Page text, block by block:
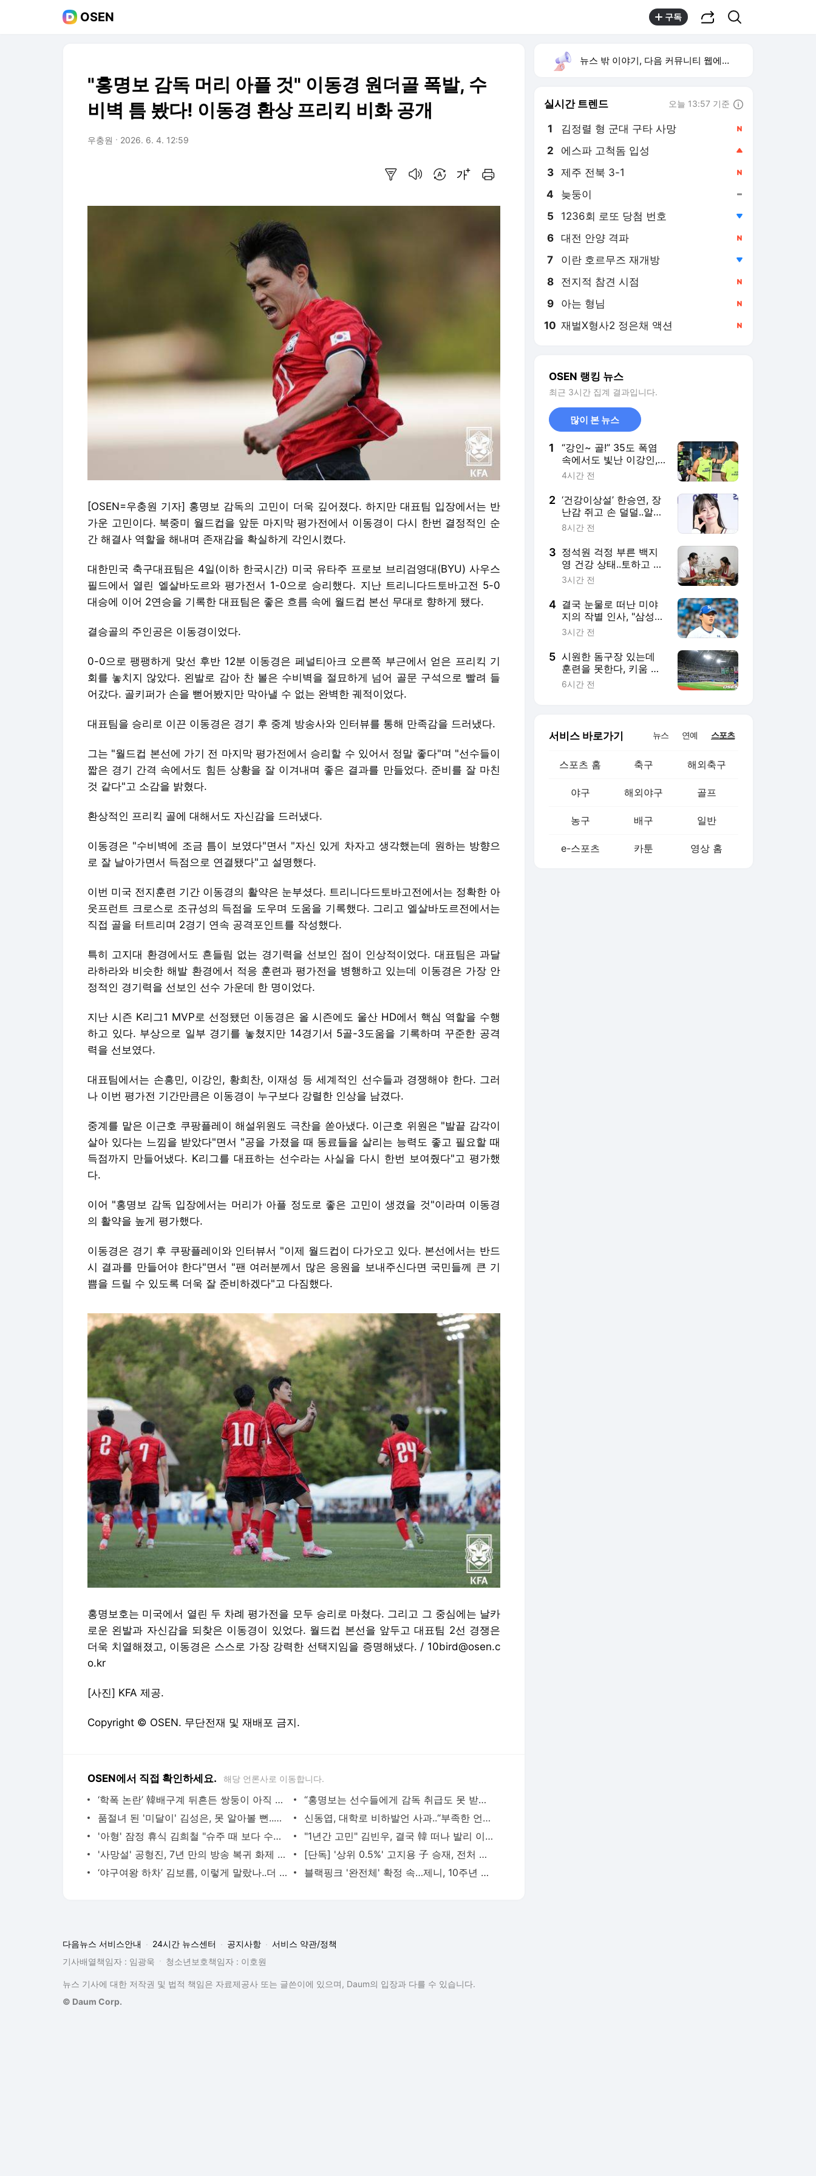
OSEN 구독
"홍명보 감독 머리 아플 것" 이동경 원더골 폭발, 수
비벽 틈 봤다! 이동경 환상 프리킥 비화 공개
우충원 2026. 6. 4. 12:59
[OSEN=우충원 기자] 홍명보 감독의 고민이 더욱 깊어졌다. 하지만 대표팀 입장에서는 반
가운 고민이다. 북중미 월드컵을 앞둔 마지막 평가전에서 이동경이 다시 한번 결정적인 순
간 해결사 역할을 해내며 존재감을 확실하게 각인시켰다.
대한민국 축구대표팀은 4일(이하 한국시간) 미국 유타주 프로보 브리검영대(BYU) 사우스
필드에서 열린 엘살바도르와 평가전서 1-0으로 승리했다. 지난 트리니다드토바고전 5-0
대승에 이어 2연승을 기록한 대표팀은 좋은 흐름 속에 월드컵 본선 무대로 향하게 됐다.
결승골의 주인공은 이동경이었다.
0-0으로 팽팽하게 맞선 후반 12분 이동경은 페널티아크 오른쪽 부근에서 얻은 프리킥 기
회를 놓치지 않았다. 왼발로 감아 찬 볼은 수비벽을 절묘하게 넘어 골문 구석으로 빨려 들
어갔다. 골키퍼가 손을 뻗어봤지만 막아낼 수 없는 완벽한 궤적이었다.
대표팀을 승리로 이끈 이동경은 경기 후 중계 방송사와 인터뷰를 통해 만족감을 드러냈다.
그는 "월드컵 본선에 가기 전 마지막 평가전에서 승리할 수 있어서 정말 좋다"며 "선수들이
짧은 경기 간격 속에서도 힘든 상황을 잘 이겨내며 좋은 결과를 만들었다. 준비를 잘 마친
것 같다"고 소감을 밝혔다.
환상적인 프리킥 골에 대해서도 자신감을 드러냈다.
이동경은 "수비벽에 조금 틈이 보였다"면서 "자신 있게 차자고 생각했는데 원하는 방향으
로 잘 날아가면서 득점으로 연결됐다"고 설명했다.
이번 미국 전지훈련 기간 이동경의 활약은 눈부셨다. 트리니다드토바고전에서는 정확한 아
웃프런트 크로스로 조규성의 득점을 도우며 도움을 기록했다. 그리고 엘살바도르전에서는
직접 골을 터트리며 2경기 연속 공격포인트를 작성했다.
특히 고지대 환경에서도 흔들림 없는 경기력을 선보인 점이 인상적이었다. 대표팀은 과달
라하라와 비슷한 해발 환경에서 적응 훈련과 평가전을 병행하고 있는데 이동경은 가장 안
정적인 경기력을 선보인 선수 가운데 한 명이었다.
지난 시즌 K리그1 MVP로 선정됐던 이동경은 올 시즌에도 울산 HD에서 핵심 역할을 수행
하고 있다. 부상으로 일부 경기를 놓쳤지만 14경기서 5골-3도움을 기록하며 꾸준한 공격
력을 선보였다.
대표팀에서는 손흥민, 이강인, 황희찬, 이재성 등 세계적인 선수들과 경쟁해야 한다. 그러
나 이번 평가전 기간만큼은 이동경이 누구보다 강렬한 인상을 남겼다.
중계를 맡은 이근호 쿠팡플레이 해설위원도 극찬을 쏟아냈다. 이근호 위원은 "발끝 감각이
살아 있다는 느낌을 받았다"면서 "공을 가졌을 때 동료들을 살리는 능력도 좋고 필요할 때
득점까지 만들어냈다. K리그를 대표하는 선수라는 사실을 다시 한번 보여줬다"고 평가했
다.
이어 "홍명보 감독 입장에서는 머리가 아플 정도로 좋은 고민이 생겼을 것"이라며 이동경
의 활약을 높게 평가했다.
이동경은 경기 후 쿠팡플레이와 인터뷰서 "이제 월드컵이 다가오고 있다. 본선에서는 반드
시 결과를 만들어야 한다"면서 "팬 여러분께서 많은 응원을 보내주신다면 국민들께 큰 기
쁨을 드릴 수 있도록 더욱 잘 준비하겠다"고 다짐했다.
홍명보호는 미국에서 열린 두 차례 평가전을 모두 승리로 마쳤다. 그리고 그 중심에는 날카
로운 왼발과 자신감을 되찾은 이동경이 있었다. 월드컵 본선을 앞두고 대표팀 2선 경쟁은
더욱 치열해졌고, 이동경은 스스로 가장 강력한 선택지임을 증명해냈다. / 10bird@osen.c
o.kr
[사진] KFA 제공.
Copyright © OSEN. 무단전재 및 재배포 금지.
OSEN에서 직접 확인하세요. 해당 언론사로 이동합니다.
‘학폭 논란’ 韓배구계 뒤흔든 쌍둥이 아직 현역이다! 나란히 아제르바이잔행→5년 만에 한솥
“홍명보는 선수들에게 감독 취급도 못 받았구만…” 축구팬들이 충격받은 이유…남아공전 하
품절녀 된 '미달이' 김성은, 못 알아볼 뻔..우아함 물씬 "생일 축하해"
신동엽, 대학로 비하발언 사과..“부족한 언행, 현장 노고 배려 못했다” [전문]
'아형' 잠정 휴식 김희철 "슈주 때 보다 수입 많다"…복귀 기대UP [핫피플]
"1년간 고민" 김빈우, 결국 韓 떠나 발리 이민…논란 속 새출발
'사망설' 공형진, 7년 만의 방송 복귀 화제 "1억 시계, 10개 팔아버텼다" [핫피플]
[단독] '상위 0.5%' 고지용 子 승재, 전처 허양임이 키운다…극비 이혼 2년 만 고백 (종합)
‘야구여왕 하차’ 김보름, 이렇게 말랐나..더 야위어진 근황 ‘걱정’
블랙핑크 '완전체' 확정 속…제니, 10주년 추억 꺼냈다 "함께 고마워"
뉴스 밖 이야기, 다음 커뮤니티 웹에서 보기
실시간 트렌드 오늘 13:57 기준
1 김정렬 형 군대 구타 사망
2 에스파 고척돔 입성
3 제주 전북 3-1
4 늦둥이
5 1236회 로또 당첨 번호
6 대전 안양 격파
7 이란 호르무즈 재개방
8 전지적 참견 시점
9 아는 형님
10 재벌X형사2 정은채 액션
OSEN 랭킹 뉴스
최근 3시간 집계 결과입니다.
많이 본 뉴스
1
“강인~ 골!” 35도 폭염
속에서도 빛난 이강인,
아틀레티코 선수들과 완
쎈 현장]
4시간 전
2 ‘건강이상설’ 한승연, 장
난감 쥐고 손 덜덜..알고
보니 ‘목 디스크’였다 “치
8시간 전
3 정석원 걱정 부른 백지
영 건강 상태..토하고 장
염인데 폭풍 식사 “이러
3시간 전
4 결국 눈물로 떠난 미야
지의 작별 인사, "삼성
우승 꼭 보고 싶다"
3시간 전
5 시원한 돔구장 있는데
훈련을 못한다, 키움 폭
염·콘서트 변수에 울상…
6시간 전
서비스 바로가기 뉴스 연예 스포츠
스포츠 홈 축구 해외축구
야구 해외야구 골프
농구 배구 일반
e-스포츠 카툰 영상 홈
다음뉴스 서비스안내 24시간 뉴스센터 공지사항
서비스 약관/정책
기사배열책임자 : 임광욱
청소년보호책임자 : 이호원
뉴스 기사에 대한 저작권 및 법적 책임은 자료제공사 또는 글쓴이에 있으며, Daum의 입장과 다를 수 있습니다.
© Daum Corp.